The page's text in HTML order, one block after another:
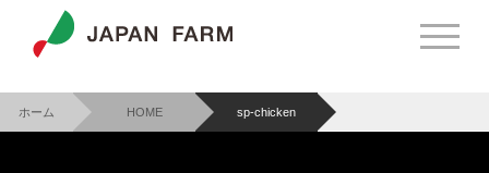
ホーム HOME sp-chicken